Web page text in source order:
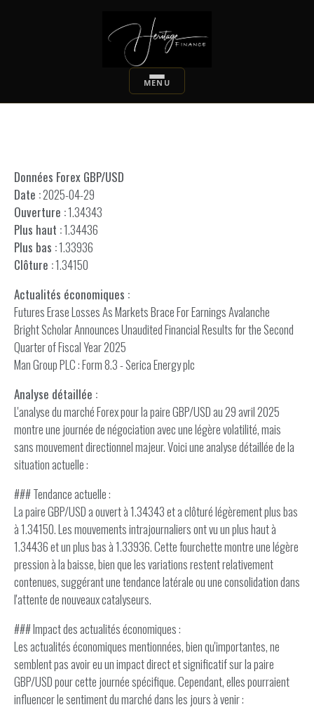
Données Forex GBP/USD
Date :2025-04-29
Ouverture :1.34343
Plus haut :1.34436
Plus bas :1.33936
Clôture :1.34150
Actualités économiques :
Futures Erase Losses As Markets Brace For Earnings Avalanche
Bright Scholar Announces Unaudited Financial Results for the Second
Quarter of Fiscal Year 2025
Man Group PLC : Form 8.3 - Serica Energy plc
Analyse détaillée :
L'analyse du marché Forex pour la paire GBP/USD au 29 avril 2025
montre une journée de négociation avec une légère volatilité, mais
sans mouvement directionnel majeur. Voici une analyse détaillée de la
situation actuelle :
### Tendance actuelle :
La paire GBP/USD a ouvert à 1.34343 et a clôturé légèrement plus bas
à 1.34150. Les mouvements intrajournaliers ont vu un plus haut à
1.34436 et un plus bas à 1.33936. Cette fourchette montre une légère
pression à la baisse, bien que les variations restent relativement
contenues, suggérant une tendance latérale ou une consolidation dans
l'attente de nouveaux catalyseurs.
### Impact des actualités économiques :
Les actualités économiques mentionnées, bien qu'importantes, ne
semblent pas avoir eu un impact direct et significatif sur la paire
GBP/USD pour cette journée spécifique. Cependant, elles pourraient
influencer le sentiment du marché dans les jours à venir :